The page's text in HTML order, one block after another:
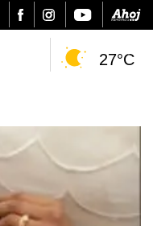
27°C